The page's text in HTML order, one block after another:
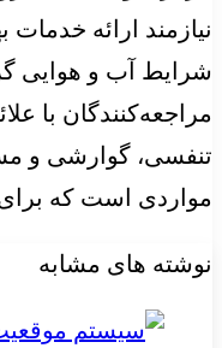
نیازمند ارائه
شرایط آب و هوایی
مراجعه‌کنندگان با
تنفسی، گوارشی و
مواردی است که
نوشته های مشابه